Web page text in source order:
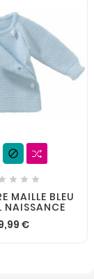

  
MAILLE BLEU
NAISSANCE
€